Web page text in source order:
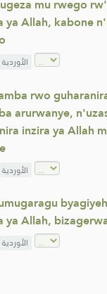
mu rwego
ya Allah, kabone
الأوردية
rwo
arurwanye,
inzira ya Allah
الأوردية
ya Allah,
الأوردية